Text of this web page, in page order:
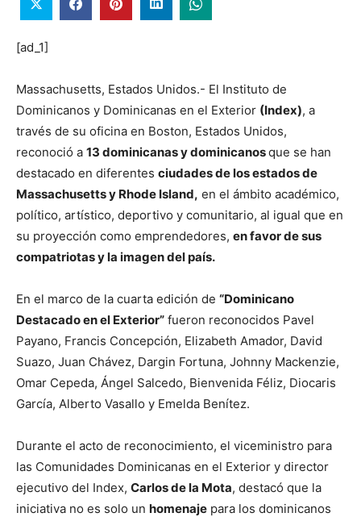
[ad_1]
Massachusetts, Estados Unidos.- El Instituto de
Dominicanos y Dominicanas en el Exterior (Index), a
través de su oficina en Boston, Estados Unidos,
reconoció a 13 dominicanas y dominicanosque se han
destacado en diferentes ciudades de los estados de
Massachusetts y Rhode Island, en el ámbito académico,
político, artístico, deportivo y comunitario, al igual que en
su proyección como emprendedores, en favor de sus
compatriotas y la imagen del país.
En el marco de la cuarta edición de “Dominicano
Destacado en el Exterior” fueron reconocidos Pavel
Payano, Francis Concepción, Elizabeth Amador, David
Suazo, Juan Chávez, Dargin Fortuna, Johnny Mackenzie,
Omar Cepeda, Ángel Salcedo, Bienvenida Féliz, Diocaris
García, Alberto Vasallo y Emelda Benítez.
Durante el acto de reconocimiento, el viceministro para
las Comunidades Dominicanas en el Exterior y director
ejecutivo del Index, Carlos de la Mota, destacó que la
iniciativa no es solo un homenaje para los dominicanos